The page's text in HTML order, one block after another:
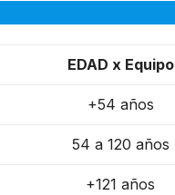
EDAD x Equipo
+54 años
54 a 120 años
+121 años